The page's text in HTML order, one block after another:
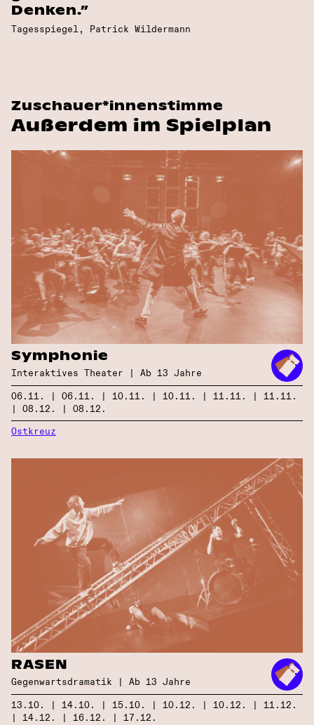
Denken.”
Tagesspiegel, Patrick Wildermann
Zuschauer*innenstimme
Außerdem im Spielplan
Symphonie
Interaktives Theater | Ab 13 Jahre
06.11. | 06.11. | 10.11. | 10.11. | 11.11. | 11.11.
| 08.12. | 08.12.
Ostkreuz
RASEN
Gegenwarts­dramatik | Ab 13 Jahre
13.10. | 14.10. | 15.10. | 10.12. | 10.12. | 11.12.
| 14.12. | 16.12. | 17.12.